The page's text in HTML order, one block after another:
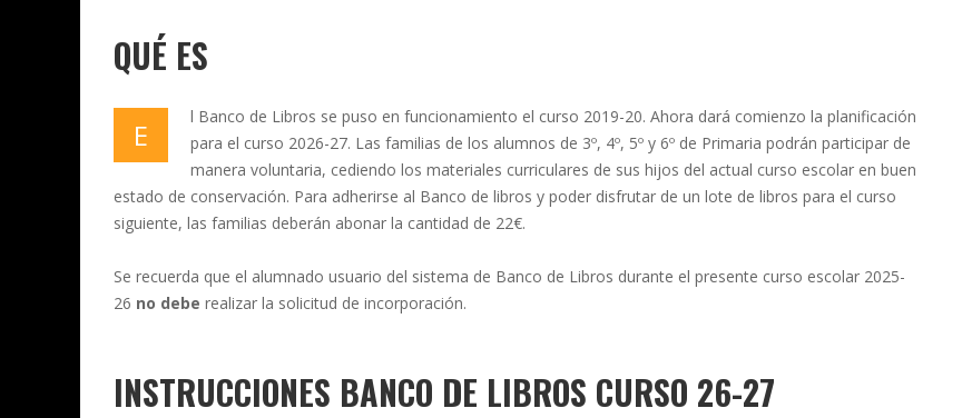
QUÉ ES
E
l Banco de Libros se puso en funcionamiento el curso 2019-20. Ahora dará comienzo la planificación
para el curso 2026-27. Las familias de los alumnos de 3º, 4º, 5º y 6º de Primaria podrán participar de
manera voluntaria, cediendo los materiales curriculares de sus hijos del actual curso escolar en buen
estado de conservación. Para adherirse al Banco de libros y poder disfrutar de un lote de libros para el curso
siguiente, las familias deberán abonar la cantidad de 22€.
Se recuerda que el alumnado usuario del sistema de Banco de Libros durante el presente curso escolar 2025-
26 no debe realizar la solicitud de incorporación.
INSTRUCCIONES BANCO DE LIBROS CURSO 26-27